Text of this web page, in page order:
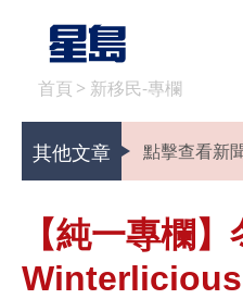
首頁 > 新移民-專欄
其他文章 點擊查看新
【純一專欄
Winterlicious